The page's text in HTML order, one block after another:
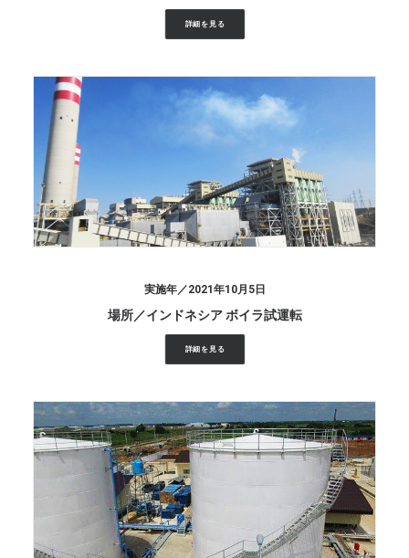
詳細を見る
2021年10月5日
インドネシア ボイラ試運転
詳細を見る